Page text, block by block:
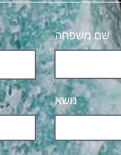
שם משפחה
נושא